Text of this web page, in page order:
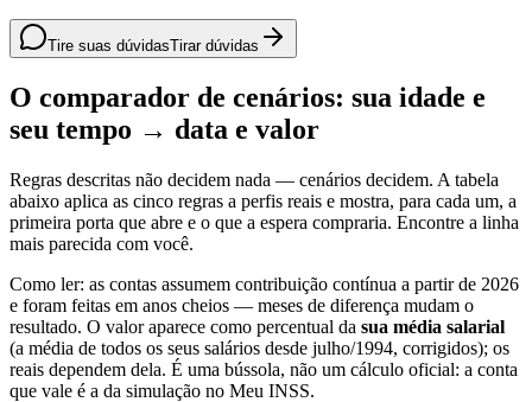
Tire suas dúvidasTirar dúvidas
O comparador de cenários: sua idade e
seu tempo → data e valor
Regras descritas não decidem nada — cenários decidem. A tabela
abaixo aplica as cinco regras a perfis reais e mostra, para cada um, a
primeira porta que abre e o que a espera compraria. Encontre a linha
mais parecida com você.
Como ler: as contas assumem contribuição contínua a partir de 2026
e foram feitas em anos cheios — meses de diferença mudam o
resultado. O valor aparece como percentual da sua média salarial
(a média de todos os seus salários desde julho/1994, corrigidos); os
reais dependem dela. É uma bússola, não um cálculo oficial: a conta
que vale é a da simulação no Meu INSS.